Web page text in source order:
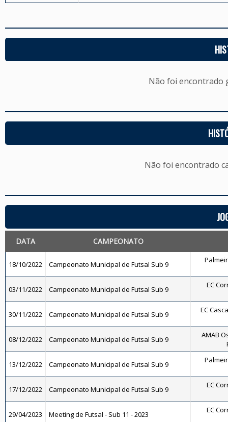
Não foi encontrado
Não foi encontrado
DATA CAMPEONATO
18/10/2022 Campeonato Municipal de Futsal Sub 9
03/11/2022 Campeonato Municipal de Futsal Sub 9 EC
30/11/2022 Campeonato Municipal de Futsal Sub 9 EC
08/12/2022 Campeonato Municipal de Futsal Sub 9
AMAB
13/12/2022 Campeonato Municipal de Futsal Sub 9
17/12/2022 Campeonato Municipal de Futsal Sub 9 EC
29/04/2023 Meeting de Futsal - Sub 11 - 2023 EC